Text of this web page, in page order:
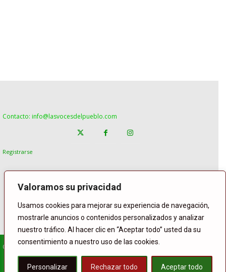
Valoramos su privacidad
Usamos cookies para mejorar su experiencia de navegación,
mostrarle anuncios o contenidos personalizados y analizar
nuestro tráfico. Al hacer clic en “Aceptar todo” usted da su
consentimiento a nuestro uso de las cookies.
Personalizar Rechazar todo Aceptar todo
Contacto: info@lasvocesdelpueblo.com
Registrarse
© Copyright Lasvocesdelpueblo
Homepage POLÍTICA ESPAÑA GENTE
INTERNACIONAL